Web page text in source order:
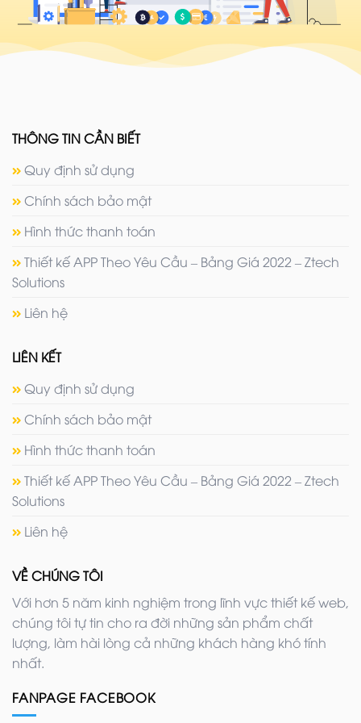
THÔNG TIN CẦN BIẾT
Quy định sử dụng
Chính sách bảo mật
Hình thức thanh toán
Thiết kế APP Theo Yêu Cầu – Bảng Giá 2022 – Ztech
Solutions
Liên hệ
LIÊN KẾT
Quy định sử dụng
Chính sách bảo mật
Hình thức thanh toán
Thiết kế APP Theo Yêu Cầu – Bảng Giá 2022 – Ztech
Solutions
Liên hệ
VỀ CHÚNG TÔI
Với hơn 5 năm kinh nghiệm trong lĩnh vực thiết kế web,
chúng tôi tự tin cho ra đời những sản phẩm chất
lượng, làm hài lòng cả những khách hàng khó tính
nhất.
FANPAGE FACEBOOK